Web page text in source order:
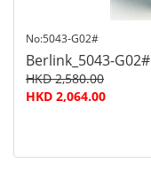
No:5043-G02#
Berlink_5043-G02#
HKD 2,580.00
HKD 2,064.00